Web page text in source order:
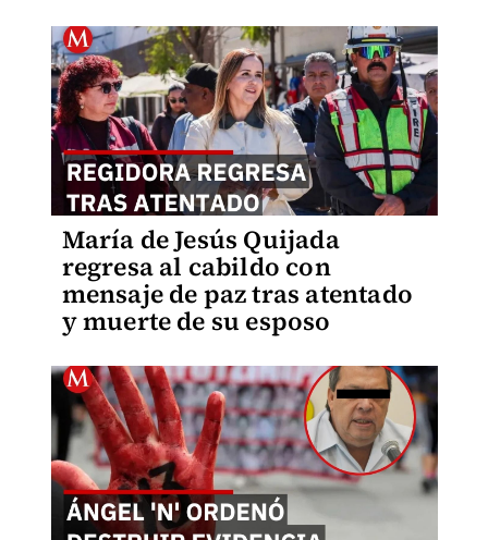
María de Jesús Quijada
regresa al cabildo con
mensaje de paz tras atentado
y muerte de su esposo